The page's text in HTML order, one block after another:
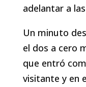
adelantar a
Un minuto
el dos a cero
que entró
visitante y en